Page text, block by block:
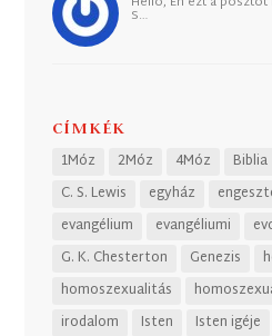
S…
CÍMKÉK
1Móz 2Móz 4Móz Biblia
C. S. Lewis
egyház
evangélium
evangéliumi
G. K. Chesterton
Genezis
homoszexualitás
irodalom
Isten Isten igéje